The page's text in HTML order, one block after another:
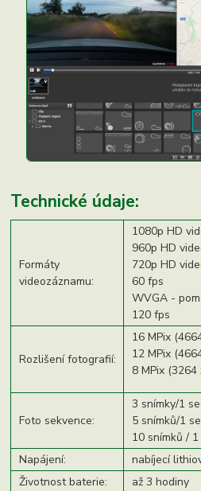
Technické údaje:
Formáty
videozáznamu:
1080p HD
960p HD
720p HD
60 fps
WVGA -
120 fps
Rozlišení fotografií:
16 MPix
12 MPix
8 MPix (3264
Foto sekvence:
3 snímky/1
5 snímků/1
10 snímků /
Napájení:
nabíjecí
Životnost baterie:
až 3 hodiny